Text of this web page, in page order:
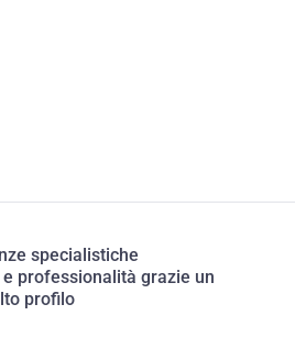
specialistiche
professionalità grazie un
profilo